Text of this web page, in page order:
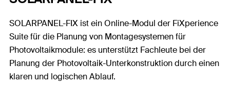
SOLARPANEL-FIX ist ein Online-Modul der FiXperience
Suite für die Planung von Montagesystemen für
Photovoltaikmodule: es unterstützt Fachleute bei der
Planung der Photovoltaik-Unterkonstruktion durch einen
klaren und logischen Ablauf.